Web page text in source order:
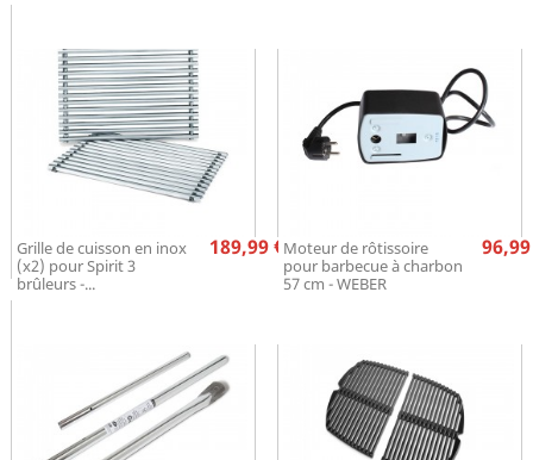
Grille de cuisson en inox
(x2) pour Spirit 3
brûleurs -...
Prix
189,99 €Moteur de rôtissoire
pour barbecue à charbon
57 cm - WEBER